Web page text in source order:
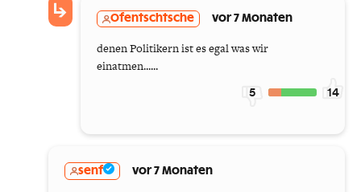
Ofentschtsche vor 7 Monaten
denen Politikern ist es egal was wir
einatmen......
5 14
senf vor 7 Monaten